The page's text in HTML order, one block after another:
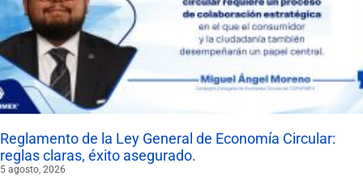
Reglamento de la Ley General de Economía Circular:
reglas claras, éxito asegurado.
5 agosto, 2026